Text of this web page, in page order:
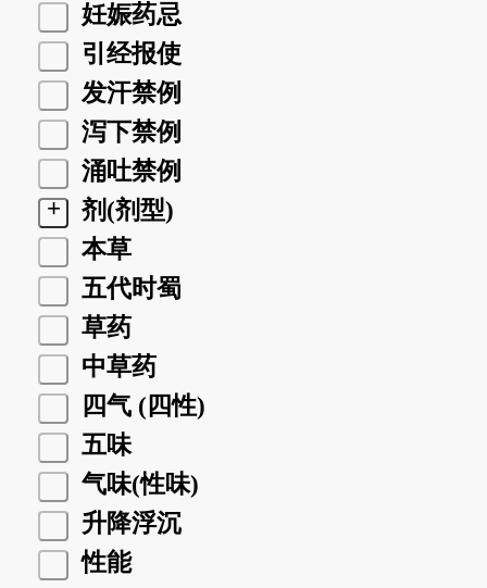
妊娠药忌
引经报使
发汗禁例
泻下禁例
涌吐禁例
+
剂(剂型)
本草
五代时蜀
草药
中草药
四气 (四性)
五味
气味(性味)
升降浮沉
性能